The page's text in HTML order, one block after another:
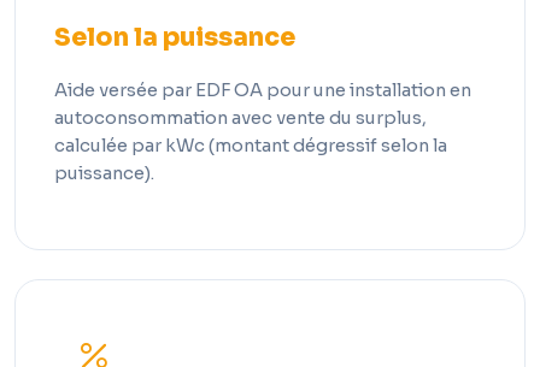
Selon la puissance
Aide versée par EDF OA pour une installation en
autoconsommation avec vente du surplus,
calculée par kWc (montant dégressif selon la
puissance).